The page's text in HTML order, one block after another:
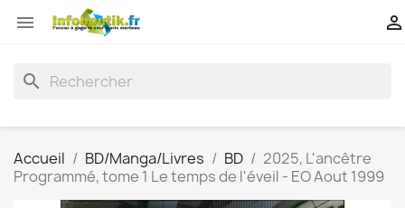
 
search
Accueil BD/Manga/Livres BD
2025, L'ancêtre
Programmé, tome 1 Le temps de l'éveil - EO Aout 1999